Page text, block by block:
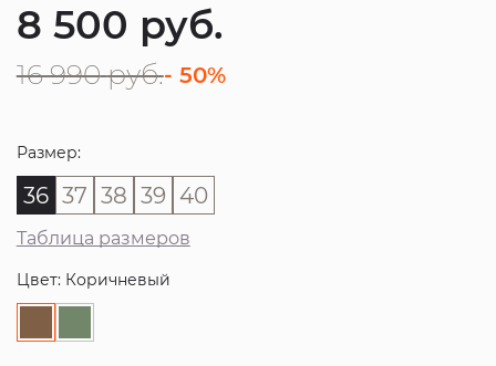
8 500 руб.
16 990 руб.- 50%
Размер:
36 37 38 39 40
Таблица размеров
Цвет: Коричневый